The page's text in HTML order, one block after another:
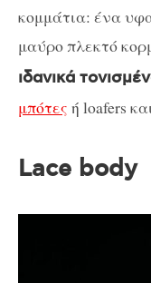
κομμάτια: ένα
μαύρο πλεκτό
ιδανικά
μπότες ή loafers
Lace body